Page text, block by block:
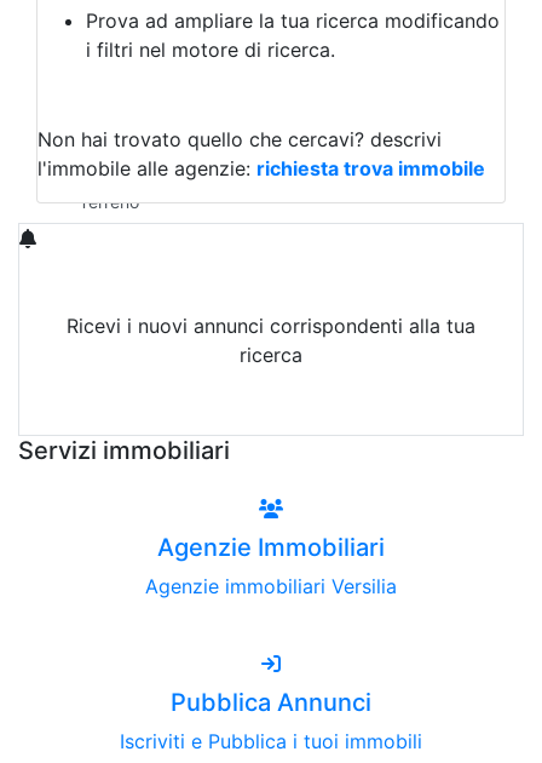
Agriturismo
Magazzini
Qualsiasi
Terreno edificabile
Terreno
Prova ad ampliare la tua ricerca modificando
i filtri nel motore di ricerca.
Non hai trovato quello che cercavi? descrivi
l'immobile alle agenzie: richiesta trova immobile
Ricevi i nuovi annunci corrispondenti alla tua
ricerca
Servizi immobiliari
Agenzie Immobiliari
Agenzie immobiliari Versilia
Pubblica Annunci
Iscriviti e Pubblica i tuoi immobili